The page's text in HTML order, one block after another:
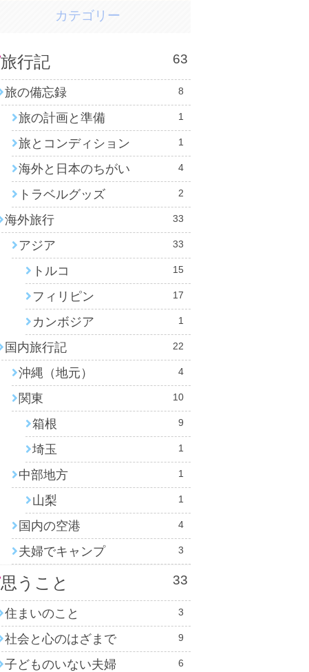
カテゴリー
旅行記 63
旅の備忘録 8
旅の計画と準備 1
旅とコンディション 1
海外と日本のちがい 4
トラベルグッズ 2
海外旅行 33
アジア 33
トルコ 15
フィリピン 17
カンボジア 1
国内旅行記 22
沖縄（地元） 4
関東 10
箱根 9
埼玉 1
中部地方 1
山梨 1
国内の空港 4
夫婦でキャンプ 3
思うこと 33
住まいのこと 3
社会と心のはざまで 9
子どものいない夫婦 6